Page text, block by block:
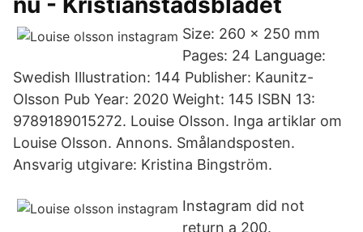
Size: 260 x 250 mm
Pages: 24 Language:
Swedish Illustration: 144 Publisher: Kaunitz-
Olsson Pub Year: 2020 Weight: 145 ISBN 13:
9789189015272. Louise Olsson. Inga artiklar om
Louise Olsson. Annons. Smålandsposten.
Ansvarig utgivare: Kristina Bingström.
Instagram did not
return a 200.